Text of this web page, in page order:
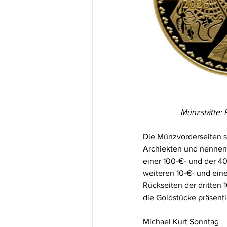
Münzstätte:
Die Münzvorderseiten
Archiekten und
einer 100-€- und der
weiteren 10-€- und
Rückseiten der dritten
die Goldstücke
Michael Kurt Sonntag